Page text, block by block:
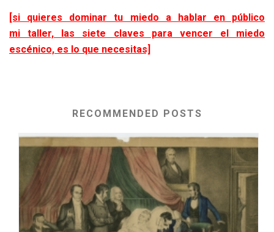
[si quieres dominar tu miedo a hablar en público
mi taller, las siete claves para vencer el miedo
escénico, es lo que necesitas]
RECOMMENDED POSTS